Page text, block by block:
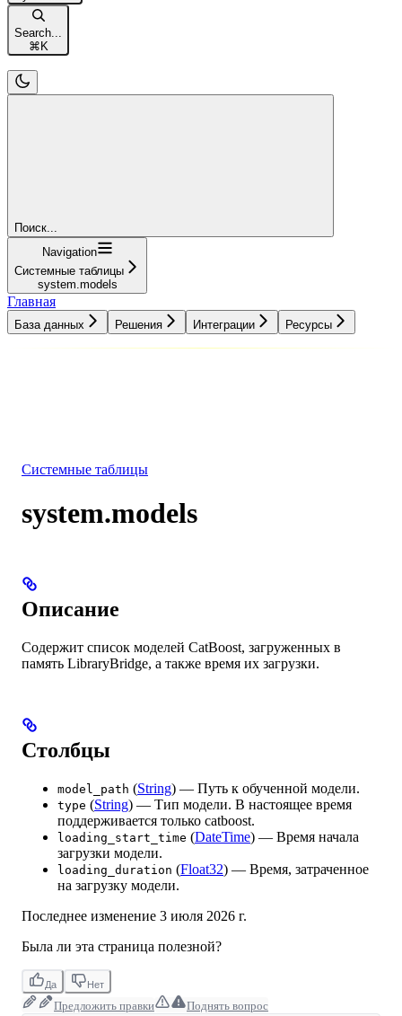
Search...
⌘K
Поиск...
Navigation
Системные таблицы
system.models
Главная
База данных Решения Интеграции Ресурсы
Системные таблицы
system.models
Описание
Содержит список моделей CatBoost, загруженных в
память LibraryBridge, а также время их загрузки.
Столбцы
model_path (String) — Путь к обученной модели.
type (String) — Тип модели. В настоящее время
поддерживается только catboost.
loading_start_time (DateTime) — Время начала
загрузки модели.
loading_duration (Float32) — Время, затраченное
на загрузку модели.
Последнее изменение 3 июля 2026 г.
Была ли эта страница полезной?
Да Нет
Предложить правки Поднять вопрос